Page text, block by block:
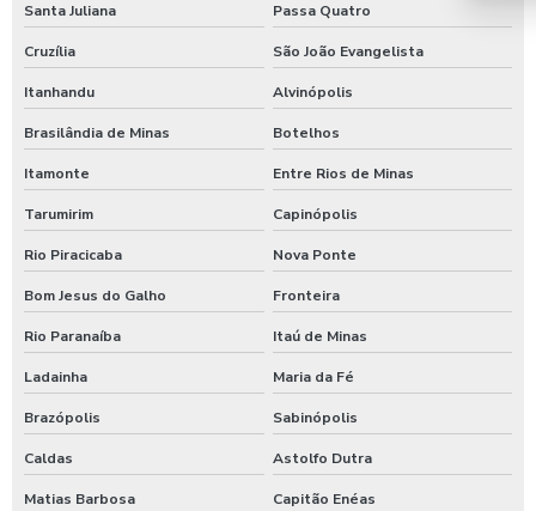
Santa Juliana Passa Quatro
Cruzília São João Evangelista
Itanhandu Alvinópolis
Brasilândia de Minas Botelhos
Itamonte Entre Rios de Minas
Tarumirim Capinópolis
Rio Piracicaba Nova Ponte
Bom Jesus do Galho Fronteira
Rio Paranaíba Itaú de Minas
Ladainha Maria da Fé
Brazópolis Sabinópolis
Caldas Astolfo Dutra
Matias Barbosa Capitão Enéas